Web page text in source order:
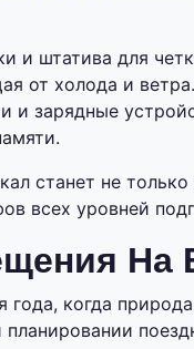
и штатива для
от холода и ветра.
и зарядные
станет не
всех уровней
На
когда